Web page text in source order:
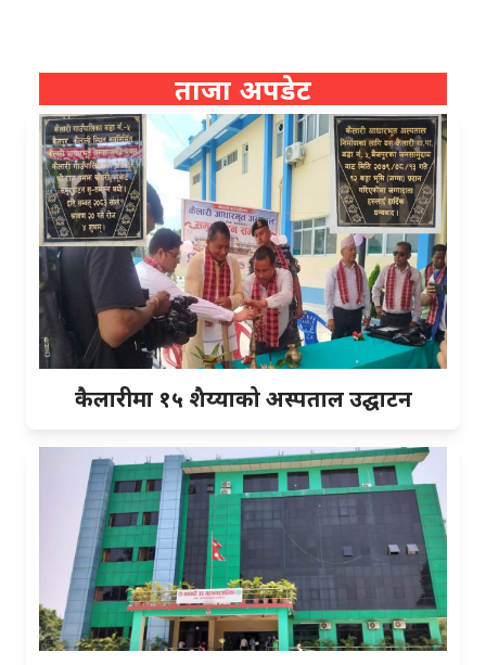
ताजा अपडेट
कैलारीमा १५ शैय्याको अस्पताल उद्घाटन